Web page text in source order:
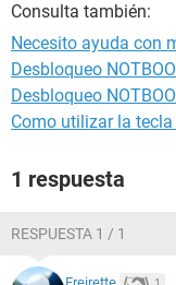
Consulta también:
Necesito ayuda con
Desbloqueo
Desbloqueo
Como utilizar la
1 respuesta
RESPUESTA 1 / 1